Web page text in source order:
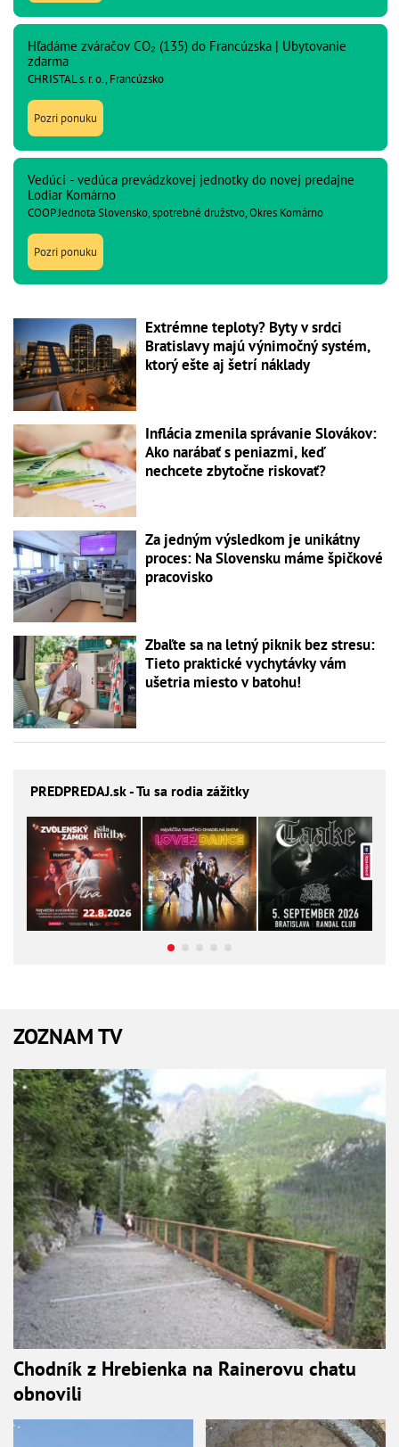
Hľadáme zváračov CO₂ (135) do Francúzska | Ubytovanie
zdarma
CHRISTAL s. r. o., Francúzsko
Pozri ponuku
Vedúci - vedúca prevádzkovej jednotky do novej predajne
Lodiar Komárno
COOP Jednota Slovensko, spotrebné družstvo, Okres Komárno
Pozri ponuku
Extrémne teploty? Byty v srdci
Bratislavy majú výnimočný systém,
ktorý ešte aj šetrí náklady
Inflácia zmenila správanie Slovákov:
Ako narábať s peniazmi, keď
nechcete zbytočne riskovať?
Za jedným výsledkom je unikátny
proces: Na Slovensku máme špičkové
pracovisko
Zbaľte sa na letný piknik bez stresu:
Tieto praktické vychytávky vám
ušetria miesto v batohu!
PREDPREDAJ.sk - Tu sa rodia zážitky
ZOZNAM TV
Chodník z Hrebienka na Rainerovu chatu
obnovili